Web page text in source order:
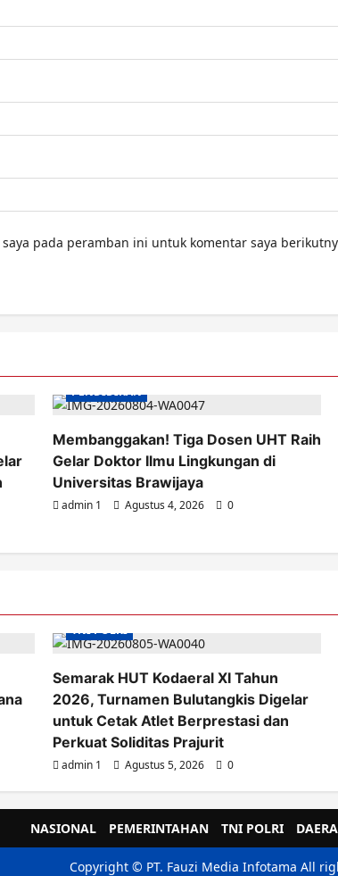
pada peramban ini untuk komentar saya
PENDIDIKAN
Membanggakan! Tiga Dosen UHT Raih
Gelar Doktor Ilmu Lingkungan di
Universitas Brawijaya
admin 1 Agustus 4, 2026 0
TNI POLRI
Semarak HUT Kodaeral XI Tahun
2026, Turnamen Bulutangkis Digelar
untuk Cetak Atlet Berprestasi dan
Perkuat Soliditas Prajurit
admin 1 Agustus 5, 2026 0
NASIONAL PEMERINTAHAN TNI POLRI
Copyright © PT. Fauzi Media Infotama All